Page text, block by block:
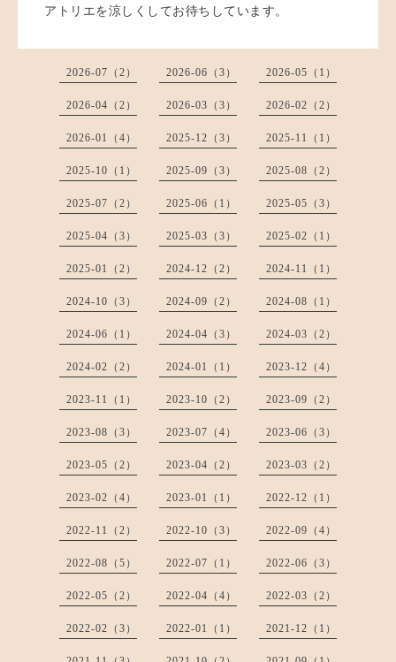
アトリエを涼しくしてお待ちしています。
2026-07（2） 2026-06（3） 2026-05（1）
2026-04（2） 2026-03（3） 2026-02（2）
2026-01（4） 2025-12（3） 2025-11（1）
2025-10（1） 2025-09（3） 2025-08（2）
2025-07（2） 2025-06（1） 2025-05（3）
2025-04（3） 2025-03（3） 2025-02（1）
2025-01（2） 2024-12（2） 2024-11（1）
2024-10（3） 2024-09（2） 2024-08（1）
2024-06（1） 2024-04（3） 2024-03（2）
2024-02（2） 2024-01（1） 2023-12（4）
2023-11（1） 2023-10（2） 2023-09（2）
2023-08（3） 2023-07（4） 2023-06（3）
2023-05（2） 2023-04（2） 2023-03（2）
2023-02（4） 2023-01（1） 2022-12（1）
2022-11（2） 2022-10（3） 2022-09（4）
2022-08（5） 2022-07（1） 2022-06（3）
2022-05（2） 2022-04（4） 2022-03（2）
2022-02（3） 2022-01（1） 2021-12（1）